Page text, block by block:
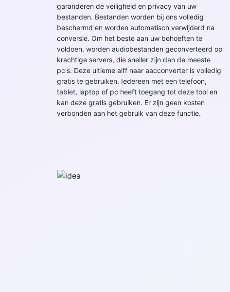
garanderen de veiligheid en privacy van uw
bestanden. Bestanden worden bij ons volledig
beschermd en worden automatisch verwijderd na
conversie. Om het beste aan uw behoeften te
voldoen, worden audiobestanden geconverteerd op
krachtige servers, die sneller zijn dan de meeste
pc's. Deze ultieme aiff naar aacconverter is volledig
gratis te gebruiken. Iedereen met een telefoon,
tablet, laptop of pc heeft toegang tot deze tool en
kan deze gratis gebruiken. Er zijn geen kosten
verbonden aan het gebruik van deze functie.